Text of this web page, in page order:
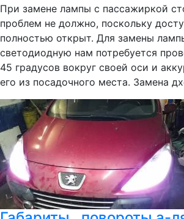
При замене лампы с пассажиркой
проблем не должно, поскольку
полностью открыт. Для замены
светодиодную нам потребуется
45 градусов вокруг своей оси и
его из посадочного места. Замена